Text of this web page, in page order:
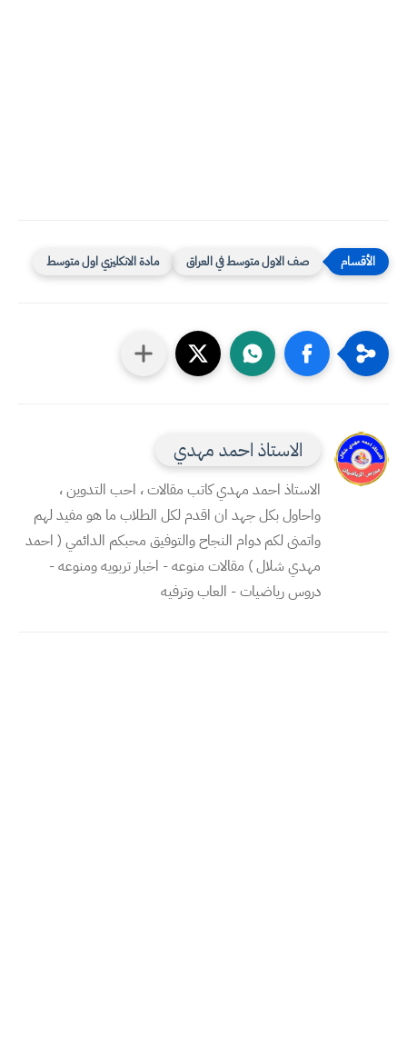
صف الاول متوسط في العراق مادة الانكليزي اول متوسط
الاستاذ احمد مهدي
الاستاذ احمد مهدي كاتب مقالات ، احب التدوين ،
واحاول بكل جهد ان اقدم لكل الطلاب ما هو مفيد لهم
واتمنى لكم دوام النجاح والتوفيق محبكم الدائمي ( احمد
مهدي شلال ) مقالات منوعه - اخبار تربويه ومنوعه -
دروس رياضيات - العاب وترفيه